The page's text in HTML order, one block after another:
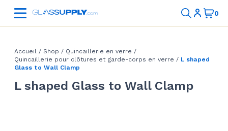
Accueil / Shop / Quincaillerie en verre /
Quincaillerie pour clôtures et garde-corps en verre / L shaped
Glass to Wall Clamp
L shaped Glass to Wall Clamp